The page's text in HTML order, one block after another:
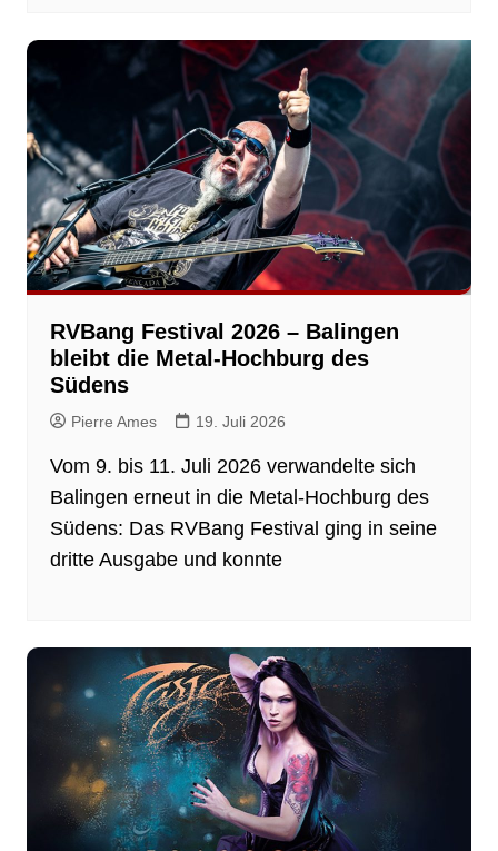
RVBang Festival 2026 – Balingen
bleibt die Metal-Hochburg des
Südens
Pierre Ames 19. Juli 2026
Vom 9. bis 11. Juli 2026 verwandelte sich
Balingen erneut in die Metal-Hochburg des
Südens: Das RVBang Festival ging in seine
dritte Ausgabe und konnte